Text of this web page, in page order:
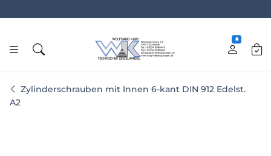
www.kury.de
Zylinderschrauben mit Innen 6-kant DIN 912 Edelst.
A2